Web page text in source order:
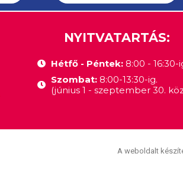
NYITVATARTÁS:
Hétfő - Péntek:8:00 - 16:30-
Szombat: 8:00-13:30-ig.
(június 1 - szeptember 30.
A weboldalt